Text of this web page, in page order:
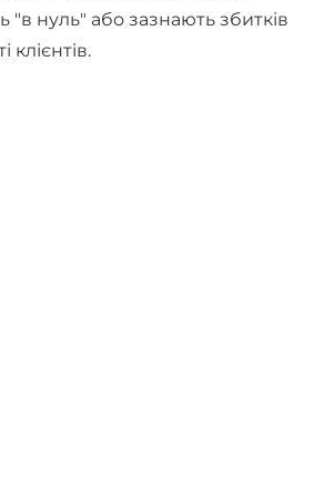
нуль" або зазнають збитків
клієнтів.